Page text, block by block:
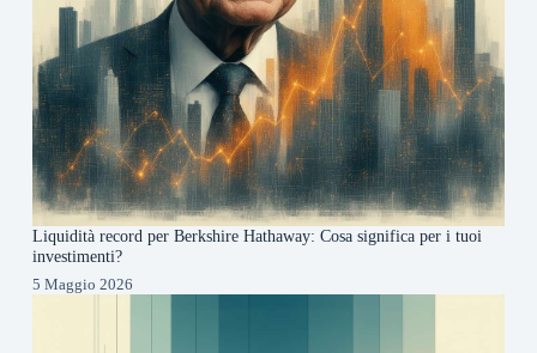
Liquidità record per Berkshire Hathaway: Cosa significa per i tuoi
investimenti?
5 Maggio 2026